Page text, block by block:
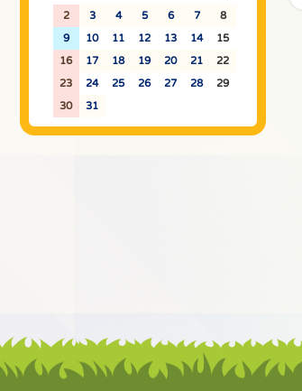
2 3 4 5 6 7 8
9 10 11 12 13 14 15
16 17 18 19 20 21 22
23 24 25 26 27 28 29
30 31